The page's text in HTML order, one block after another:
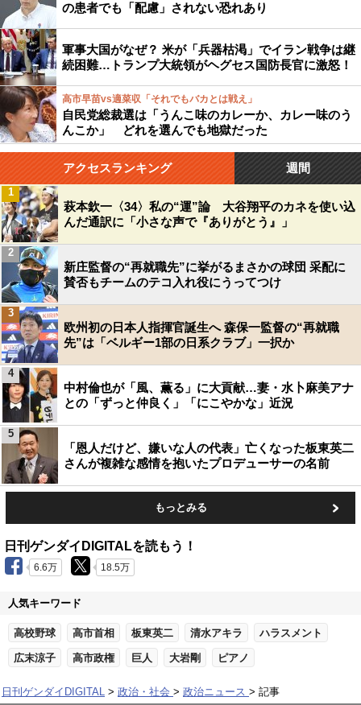
の患者でも「配慮」されない恐れあり
軍事大国がなぜ？ 米が「兵器枯渇」でイラン戦争は継
続困難…トランプ大統領がヘグセス国防長官に激怒！
高市早苗vs適菜収「それでもバカとは戦え」
自民党総裁選は「うんこ味のカレーか、カレー味のう
んこか」 どれを選んでも地獄だった
アクセスランキング 週間
萩本欽一〈34〉私の“運”論 大谷翔平のカネを使い込
んだ通訳に「小さな声で『ありがとう』」
1
新庄監督の“再就職先”に挙がるまさかの球団 采配に
賛否もチームのテコ入れ役にうってつけ
2
欧州初の日本人指揮官誕生へ 森保一監督の“再就職
先”は「ベルギー1部の日系クラブ」一択か
3
中村倫也が「風、薫る」に大貢献…妻・水卜麻美アナ
との「ずっと仲良く」「にこやかな」近況
4
「恩人だけど、嫌いな人の代表」亡くなった板東英二
さんが複雑な感情を抱いたプロデューサーの名前
5
もっとみる
日刊ゲンダイDIGITALを読もう！
6.6万 18.5万
人気キーワード
高校野球 高市首相 板東英二 清水アキラ ハラスメント
広末涼子 高市政権 巨人 大岩剛 ピアノ
日刊ゲンダイDIGITAL 政治・社会 政治ニュース 記事